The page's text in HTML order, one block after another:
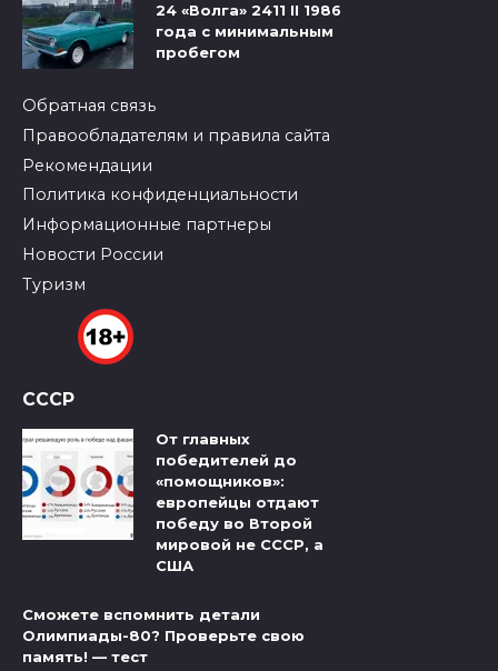
24 «Волга» 2411 II 1986
года с минимальным
пробегом
Обратная связь
Правообладателям и правила сайта
Рекомендации
Политика конфиденциальности
Информационные партнеры
Новости России
Туризм
СССР
От главных
победителей до
«помощников»:
европейцы отдают
победу во Второй
мировой не СССР, а
США
Сможете вспомнить детали
Олимпиады-80? Проверьте свою
память! — тест